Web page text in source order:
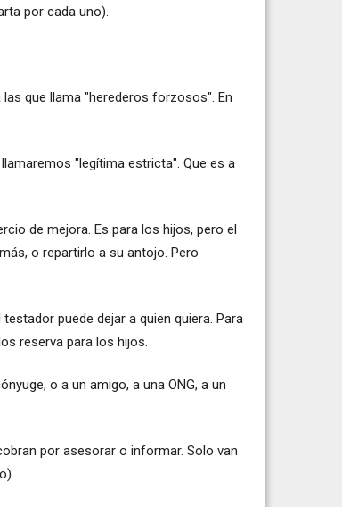
por cada uno).
que llama "herederos forzosos". En
"legítima estricta". Que es a
de mejora. Es para los hijos, pero el
o repartirlo a su antojo. Pero
puede dejar a quien quiera. Para
reserva para los hijos.
o a un amigo, a una ONG, a un
por asesorar o informar. Solo van